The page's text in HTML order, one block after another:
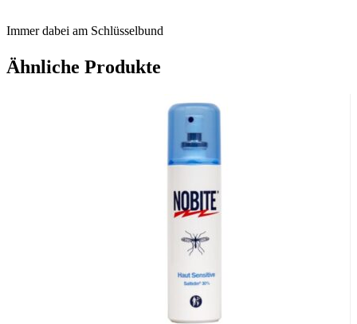
Immer dabei am Schlüsselbund
innerhalb weniger Augenblicke mit deinem Smartphone
behandeln. Dein idealer Begleiter im Alltag, auf Reisen oder beim
Sicheres & zuverlässiges Medizinprodukt – Medizinisch bestätigtes
Wirkprinzip – Chemiefreie Behandlung mittels Wärme – Keine
Ähnliche Produkte